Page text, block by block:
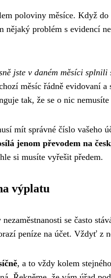
poloviny měsíce. Když
nějaký problém s evidencí
jste v daném měsíci splnili
měsíc řádně evidovaní
tak, že se o nic
mít správné číslo
jenom převodem na
si musíte vyřešit předem.
výplatu
se často
peníze na účet. Vždyť z
, a to vždy kolem